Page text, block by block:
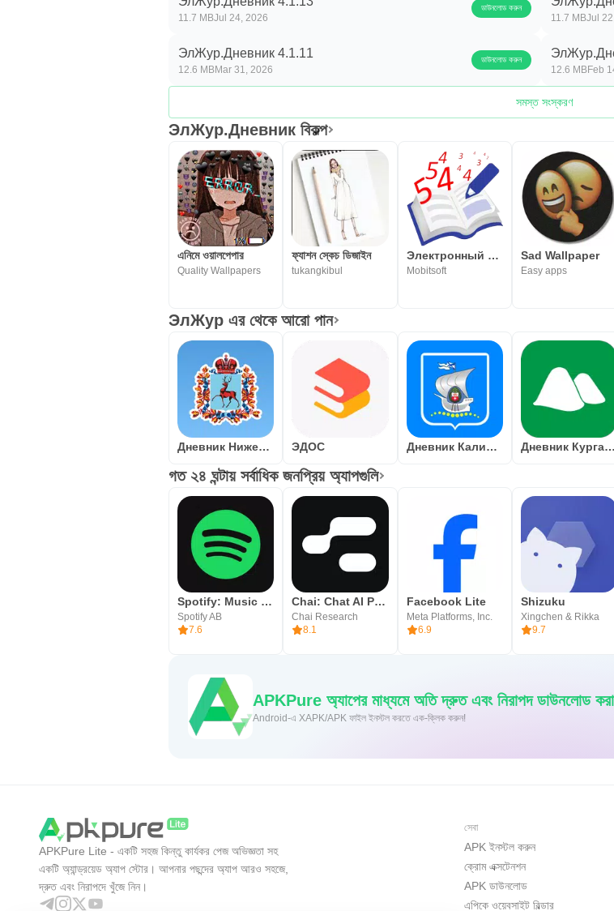
11.7 MBJul 24, 2026
ডাউনলোড করুন
11.7 MBJul
ЭлЖур.Дневник 4.1.11
12.6 MBMar 31, 2026
ডাউনলোড করুন
12.6 MBFeb
সমস্ত সংস্করণ
ЭлЖур.Дневник বিকল্প
এনিমে ওয়ালপেপার
Quality Wallpapers
ফ্যাশন স্কেচ ডিজাইন
tukangkibul
Электронный Дневник СПб
Mobitsoft
Sad Wallpaper
Easy apps
ЭлЖур এর থেকে আরো পান
Дневник Нижегородской области ЭДОС Дневник Калининграда Дневник Курганской области
গত ২৪ ঘন্টায় সর্বাধিক জনপ্রিয় অ্যাপগুলি
Spotify: Music and Podcasts
Spotify AB
7.6
Chai: Chat AI Platform
Chai Research
8.1
Facebook Lite
Meta Platforms, Inc.
6.9
Shizuku
Xingchen & Rikka
9.7
APKPure অ্যাপের মাধ্যমে অতি দ্রুত এবং নিরাপদ ডাউনলোড
Android-এ XAPK/APK ফাইল ইনস্টল করতে এক-ক্লিক করুন!
APKPure Lite - একটি সহজ কিন্তু কার্যকর পেজ অভিজ্ঞতা সহ
একটি অ্যান্ড্রয়েড অ্যাপ স্টোর। আপনার পছন্দের অ্যাপ আরও সহজে,
দ্রুত এবং নিরাপদে খুঁজে নিন।
সেবা
APK ইনস্টল করুন
ক্রোম এক্সটেনশন
APK ডাউনলোড
এপিকে ওয়েবসাইট বিল্ডার